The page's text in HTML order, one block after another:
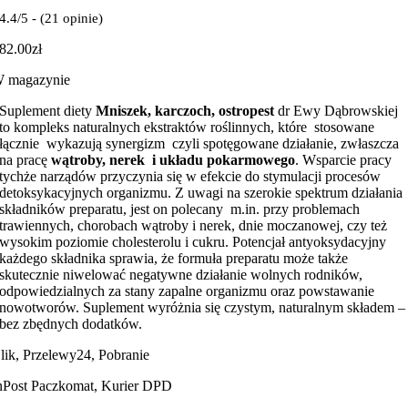
4.4/5 - (21 opinie)
82.00zł
magazynie
Suplement dietyMniszek, karczoch, ostropest dr Ewy Dąbrowskiej
to kompleks naturalnych ekstraktów roślinnych, które stosowane
łącznie wykazują synergizm czyli spotęgowane działanie, zwłaszcza
na pracęwątroby, nerek i układu pokarmowego. Wsparcie pracy
tychże narządów przyczynia się w efekcie do stymulacji procesów
detoksykacyjnych organizmu. Z uwagi na szerokie spektrum działania
składników preparatu, jest on polecany m.in. przy problemach
trawiennych, chorobach wątroby i nerek, dnie moczanowej, czy też
wysokim poziomie cholesterolu i cukru. Potencjał antyoksydacyjny
każdego składnika sprawia, że formuła preparatu może także
skutecznie niwelować negatywne działanie wolnych rodników,
odpowiedzialnych za stany zapalne organizmu oraz powstawanie
nowotworów. Suplement wyróżnia się czystym, naturalnym składem –
bez zbędnych dodatków.
Przelewy24, Pobranie
Paczkomat, Kurier DPD